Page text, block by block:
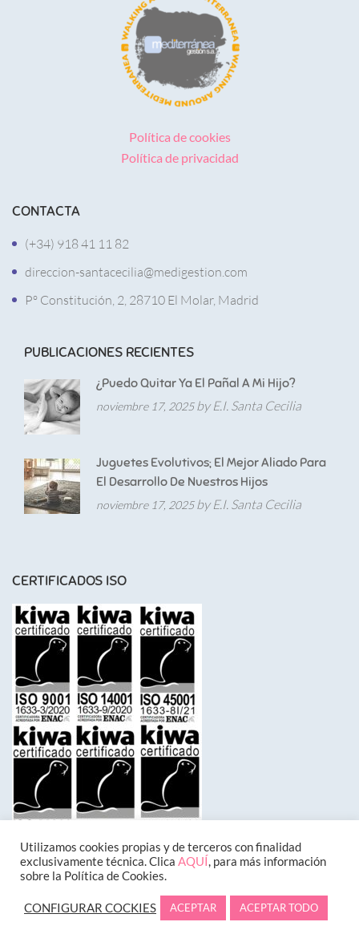
Política de cookies
Política de privacidad
CONTACTA
(+34) 918 41 11 82
direccion-santacecilia@medigestion.com
Pº Constitución, 2, 28710 El Molar, Madrid
PUBLICACIONES RECIENTES
¿Puedo Quitar Ya El Pañal A Mi Hijo?
noviembre 17, 2025 by E.I. Santa Cecilia
Juguetes Evolutivos; El Mejor Aliado Para
El Desarrollo De Nuestros Hijos
noviembre 17, 2025 by E.I. Santa Cecilia
CERTIFICADOS ISO
Designed byInttegrum.
Utilizamos cookies propias y de terceros con finalidad
exclusivamente técnica. Clica AQUÍ, para más información
sobre la Política de Cookies.
CONFIGURAR COCKIES ACEPTAR ACEPTAR TODO